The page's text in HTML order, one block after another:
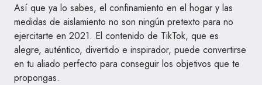
Así que ya lo sabes, el confinamiento en el hogar y las
medidas de aislamiento no son ningún pretexto para no
ejercitarte en 2021. El contenido de TikTok, que es
alegre, auténtico, divertido e inspirador, puede convertirse
en tu aliado perfecto para conseguir los objetivos que te
propongas.